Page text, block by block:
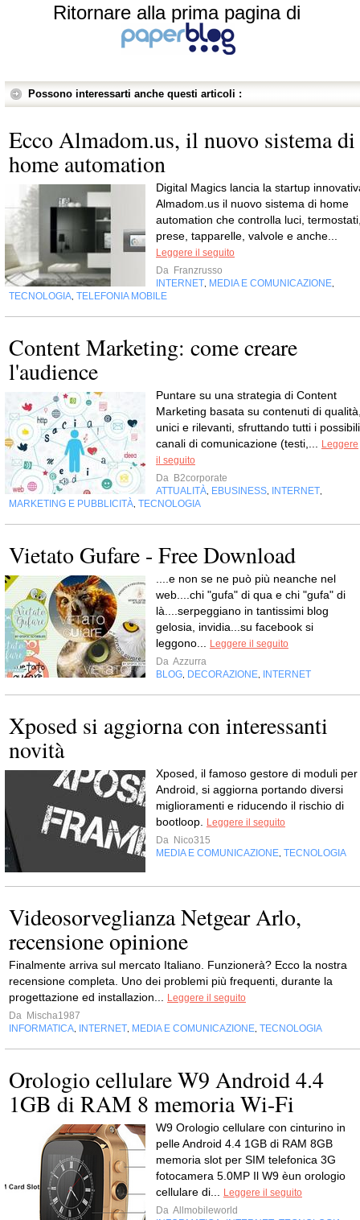
Ritornare alla prima pagina di
Possono interessarti anche questi articoli :
Ecco Almadom.us, il nuovo sistema di
home automation
Digital Magics lancia la startup
Almadom.us il nuovo sistema di home
automation che controlla luci,
prese, tapparelle, valvole e anche...
Leggere il seguito
Da Franzrusso
INTERNET MEDIA E COMUNICAZIONE
TECNOLOGIA TELEFONIA MOBILE
Content Marketing: come creare
l'audience
Puntare su una strategia di Content
Marketing basata su contenuti di
unici e rilevanti, sfruttando tutti i possibili
canali di comunicazione (testi,...
Leggere
il seguito
Da B2corporate
ATTUALITÀ EBUSINESS INTERNET
MARKETING E PUBBLICITÀ TECNOLOGIA
Vietato Gufare - Free Download
....e non se ne può più neanche nel
web....chi "gufa" di qua e chi "gufa" di
là....serpeggiano in tantissimi blog
gelosia, invidia...su facebook si
leggono...
Leggere il seguito
Da Azzurra
BLOG DECORAZIONE INTERNET
Xposed si aggiorna con interessanti
novità
Xposed, il famoso gestore di moduli per
Android, si aggiorna portando diversi
miglioramenti e riducendo il rischio di
bootloop.
Leggere il seguito
Da Nico315
MEDIA E COMUNICAZIONE TECNOLOGIA
Videosorveglianza Netgear Arlo,
recensione opinione
Finalmente arriva sul mercato Italiano. Funzionerà? Ecco la nostra
recensione completa. Uno dei problemi più frequenti, durante la
progettazione ed installazion...
Leggere il seguito
Da Mischa1987
INFORMATICA INTERNET MEDIA E COMUNICAZIONE TECNOLOGIA
Orologio cellulare W9 Android 4.4
1GB di RAM 8 memoria Wi-Fi
W9 Orologio cellulare con cinturino in
pelle Android 4.4 1GB di RAM 8GB
memoria slot per SIM telefonica 3G
fotocamera 5.0MP Il W9 èun orologio
cellulare di...
Leggere il seguito
Da Allmobileworld